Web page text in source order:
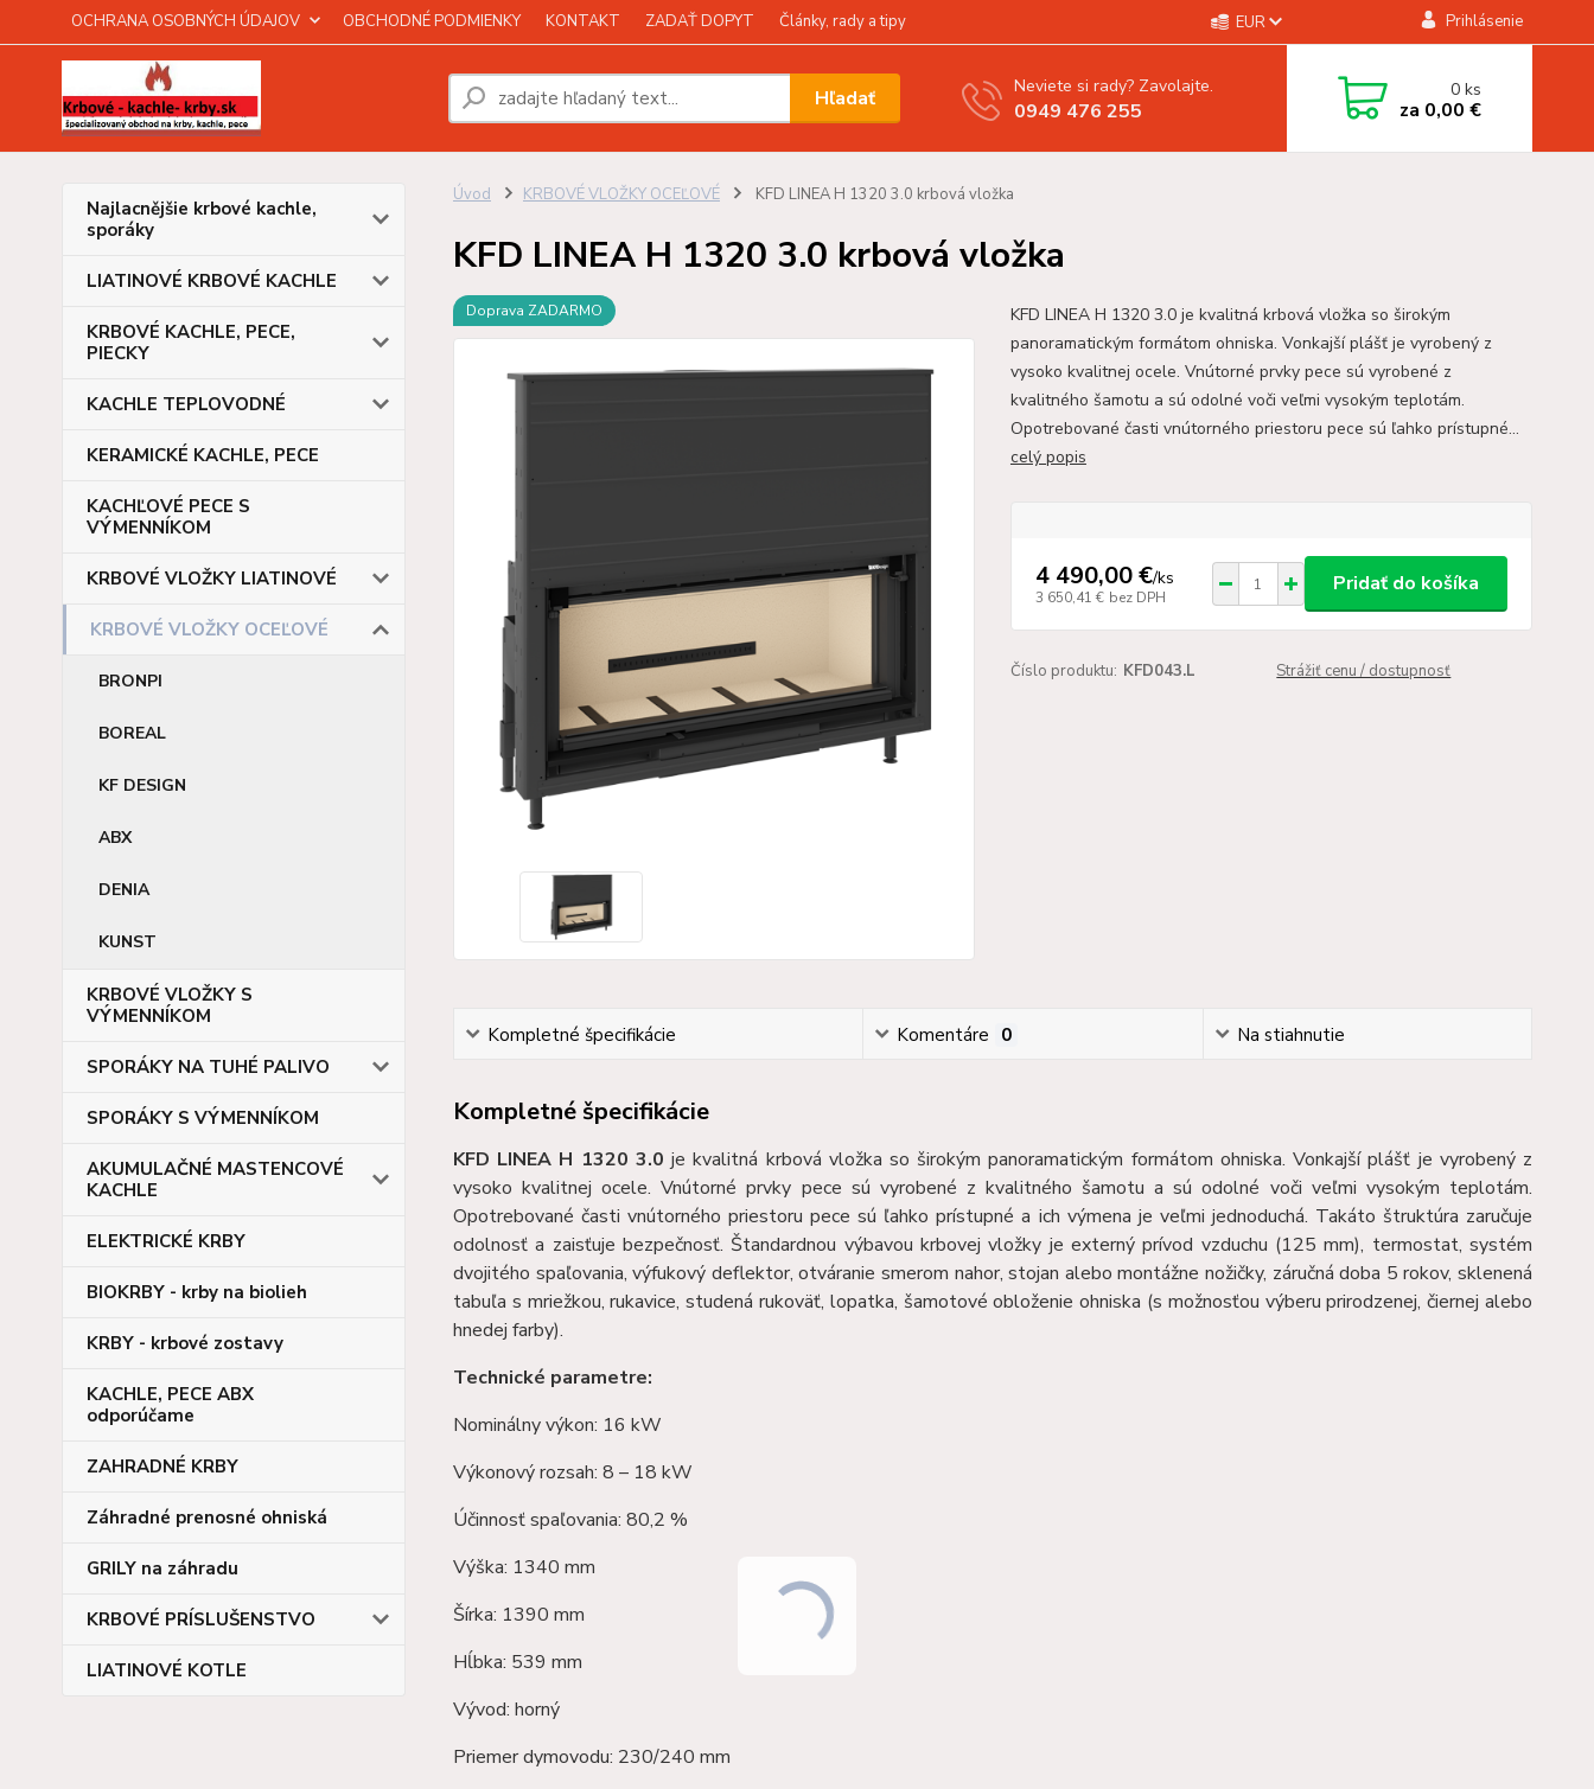
OCHRANA OSOBNÝCH ÚDAJOV OBCHODNÉ PODMIENKY KONTAKT ZADAŤ DOPYT Články, rady a tipy EUR Prihlásenie
Hľadať Neviete si rady? Zavolajte.
0949 476 255
0ks
za 0,00 €
Najlacnějšie krbové kachle,
sporáky
LIATINOVÉ KRBOVÉ KACHLE
KRBOVÉ KACHLE, PECE,
PIECKY
KACHLE TEPLOVODNÉ
KERAMICKÉ KACHLE, PECE
KACHĽOVÉ PECE S
VÝMENNÍKOM
KRBOVÉ VLOŽKY LIATINOVÉ
KRBOVÉ VLOŽKY OCEĽOVÉ
BRONPI
BOREAL
KF DESIGN
ABX
DENIA
KUNST
KRBOVÉ VLOŽKY S
VÝMENNÍKOM
SPORÁKY NA TUHÉ PALIVO
SPORÁKY S VÝMENNÍKOM
AKUMULAČNÉ MASTENCOVÉ
KACHLE
ELEKTRICKÉ KRBY
BIOKRBY - krby na biolieh
KRBY - krbové zostavy
KACHLE, PECE ABX
odporúčame
ZAHRADNÉ KRBY
Záhradné prenosné ohniská
GRILY na záhradu
KRBOVÉ PRÍSLUŠENSTVO
LIATINOVÉ KOTLE
Úvod KRBOVÉ VLOŽKY OCEĽOVÉ KFD LINEA H 1320 3.0 krbová vložka
KFD LINEA H 1320 3.0 krbová vložka
Doprava ZADARMO
KFD LINEA H 1320 3.0 je kvalitná krbová vložka so širokým
panoramatickým formátom ohniska. Vonkajší plášť je vyrobený z
vysoko kvalitnej ocele. Vnútorné prvky pece sú vyrobené z
kvalitného šamotu a sú odolné voči veľmi vysokým teplotám.
Opotrebované časti vnútorného priestoru pece sú ľahko prístupné...
celý popis
4 490,00 €/ks
3 650,41 € bez DPH
Pridať do košíka
Číslo produktu: KFD043.L Strážiť cenu / dostupnosť
Kompletné špecifikácie Komentáre 0 Na stiahnutie
Kompletné špecifikácie
KFD LINEA H 1320 3.0je kvalitná krbová vložka so širokým panoramatickým formátom ohniska. Vonkajší plášť je vyrobený z
vysoko kvalitnej ocele. Vnútorné prvky pece sú vyrobené z kvalitného šamotu a sú odolné voči veľmi vysokým teplotám.
Opotrebované časti vnútorného priestoru pece sú ľahko prístupné a ich výmena je veľmi jednoduchá. Takáto štruktúra zaručuje
odolnosť a zaisťuje bezpečnosť. Štandardnou výbavou krbovej vložky je externý prívod vzduchu (125 mm), termostat, systém
dvojitého spaľovania, výfukový deflektor, otváranie smerom nahor, stojan alebo montážne nožičky, záručná doba 5 rokov, sklenená
tabuľa s mriežkou, rukavice, studená rukoväť, lopatka, šamotové obloženie ohniska (s možnosťou výberu prirodzenej, čiernej alebo
hnedej farby).
Technické parametre:
Nominálny výkon: 16 kW
Výkonový rozsah: 8 – 18 kW
Účinnosť spaľovania: 80,2 %
Výška: 1340 mm
Šírka: 1390 mm
Hĺbka: 539 mm
Vývod: horný
Priemer dymovodu: 230/240 mm